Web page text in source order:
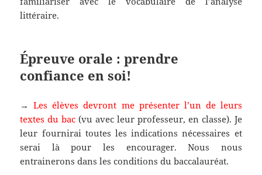
littéraire.
Épreuve orale :prendre
confiance en soi!
→Les élèves devront me présenter l’un de leurs
textes du bac (vu avec leur professeur, en classe). Je
leur fournirai toutes les indications nécessaires et
serai là pour les encourager. Nous nous
entrainerons dans les conditions du baccalauréat.